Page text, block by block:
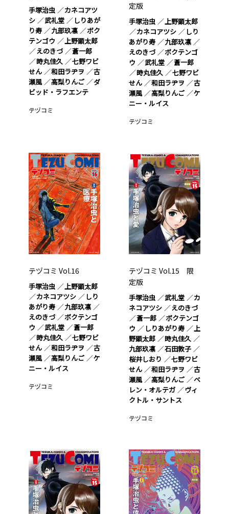
手塚治虫
カネコアツ
シ
武礼堂
しりあが
り寿
九部玖凛
ボク
テンゴウ
上野顕太郎
えのきづ
蒼一郎
時丸佳久
七野ワビ
せん
和田ラヂヲ
古
瀬風
高梨りんご
ダ
ビッド・ラフエンテ
テヅコミ
定版
手塚治虫
上野顕太郎
カネコアツシ
しり
あがり寿
九部玖凛
えのきづ
ボクテンゴ
ウ
武礼堂
蒼一郎
時丸佳久
七野ワビ
せん
和田ラヂヲ
古
瀬風
高梨りんご
ケ
ニー・ルイス
テヅコミ
テヅコミ Vol.16
手塚治虫
上野顕太郎
カネコアツシ
しり
あがり寿
九部玖凛
えのきづ
ボクテンゴ
ウ
武礼堂
蒼一郎
時丸佳久
七野ワビ
せん
和田ラヂヲ
古
瀬風
高梨りんご
ケ
ニー・ルイス
テヅコミ
テヅコミ Vol.15 限
定版
手塚治虫 武礼堂
カ
ネコアツシ
えのきづ
蒼一郎
ボクテンゴ
ウ
しりあがり寿
上
野顕太郎
時丸佳久
九部玖凛
石田敦子
桜井しおり
七野ワビ
せん
和田ラヂヲ
古
瀬風
高梨りんご
ベ
レン・オルテガ
ヴィ
クトル・サントス
テヅコミ